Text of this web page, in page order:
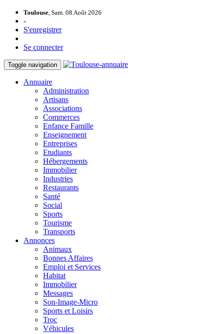
Toulouse, Sam. 08 Août 2026
-
S'enregistrer
Se connecter
Toggle navigation
Annuaire
Administration
Artisans
Associations
Commerces
Enfance Famille
Enseignement
Entreprises
Etudiants
Hébergements
Immobilier
Industries
Restaurants
Santé
Social
Sports
Tourisme
Transports
Annonces
Animaux
Bonnes Affaires
Emploi et Services
Habitat
Immobilier
Messages
Son-Image-Micro
Sports et Loisirs
Troc
Véhicules